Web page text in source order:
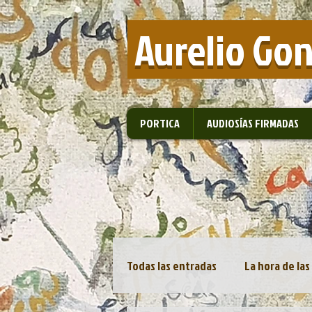
Aurelio
PORTICA AUDIOSÍAS FIRMADAS
Todas las entradas La hora de